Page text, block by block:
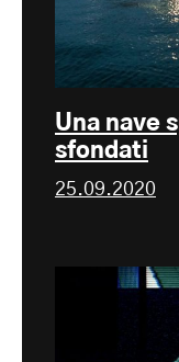
Una nave
sfondati
25.09.2020